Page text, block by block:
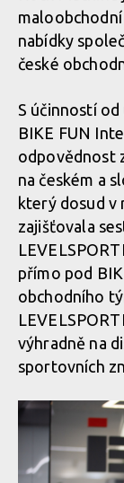
nabídky
české
S účinností
BIKE FUN
odpovědnost
na českém a
který dosud v
zajišťovala
přímo pod
obchodního
výhradně na
sportovních